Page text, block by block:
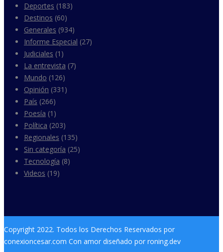
Deportes (183)
Destinos (60)
Generales (934)
Informe Especial (27)
Judiciales (1)
La entrevista (7)
Mundo (126)
Opinión (331)
País (266)
Poesía (1)
Política (203)
Regionales (135)
Sin categoría (25)
Tecnología (8)
Videos (19)
Copyright 2022. Todos los Derechos Reservados por
conexioncesar.com Con amor diseñado por roning.dev